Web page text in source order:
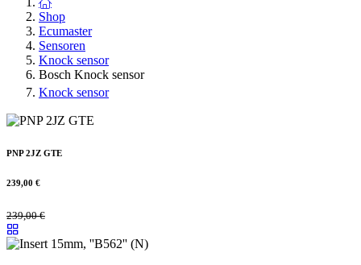
Shop
Ecumaster
Sensoren
Knock sensor
Bosch Knock sensor
Knock sensor
PNP 2JZ GTE
239,00 €
239,00€